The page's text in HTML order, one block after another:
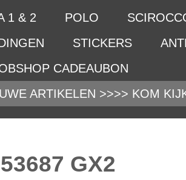
1 & 2 POLO
STICKERS
CADEAUBON
ARTIKELEN >>>> KOM
GX2